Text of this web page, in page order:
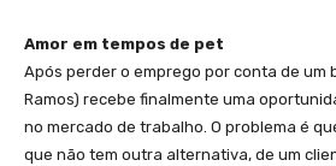
Amor em tempos de pet
Após perder o emprego por conta de um
Ramos) recebe finalmente uma
no mercado de trabalho. O problema é
que não tem outra alternativa, de um